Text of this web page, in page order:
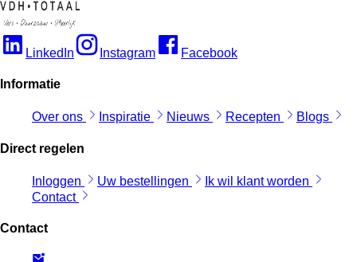
LinkedIn Instagram Facebook
Informatie
Over ons Inspiratie Nieuws Recepten Blogs
Direct regelen
Inloggen Uw bestellingen
Ik wil klant worden
Contact
Contact